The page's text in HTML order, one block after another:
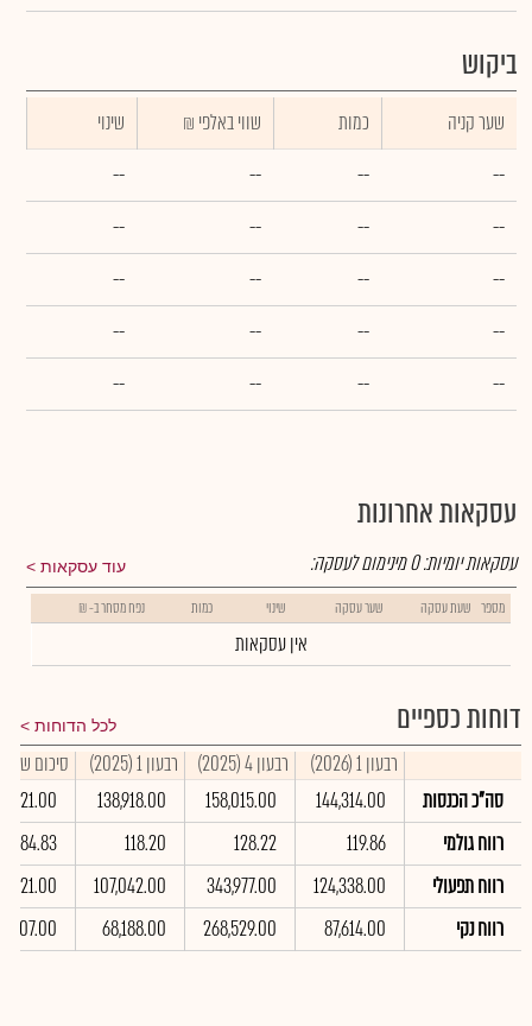
ביקוש
שער קניה כמות ₪ שווי באלפי
שינוי
--
--
--
--
--
--
--
--
--
--
--
--
--
--
--
--
--
--
--
--
עסקאות אחרונות
עוד עסקאות עסקאות יומיות:0מינימום לעסקה:
מספר שעת עסקה שער עסקה שינוי כמות נפח מסחר ב- ₪
אין עסקאות
דוחות כספיים לכל הדוחות
רבעון 1 (2026) רבעון 4 (2025) רבעון 1 (2025)
סיכום שנתי 2025
סה"כ הכנסות
144,314.00
158,015.00
138,918.00
רווח גולמי
119.86
128.22
118.20
484.83
רווח תפעולי
124,338.00
343,977.00
107,042.00
רווח נקי
87,614.00
268,529.00
68,188.00